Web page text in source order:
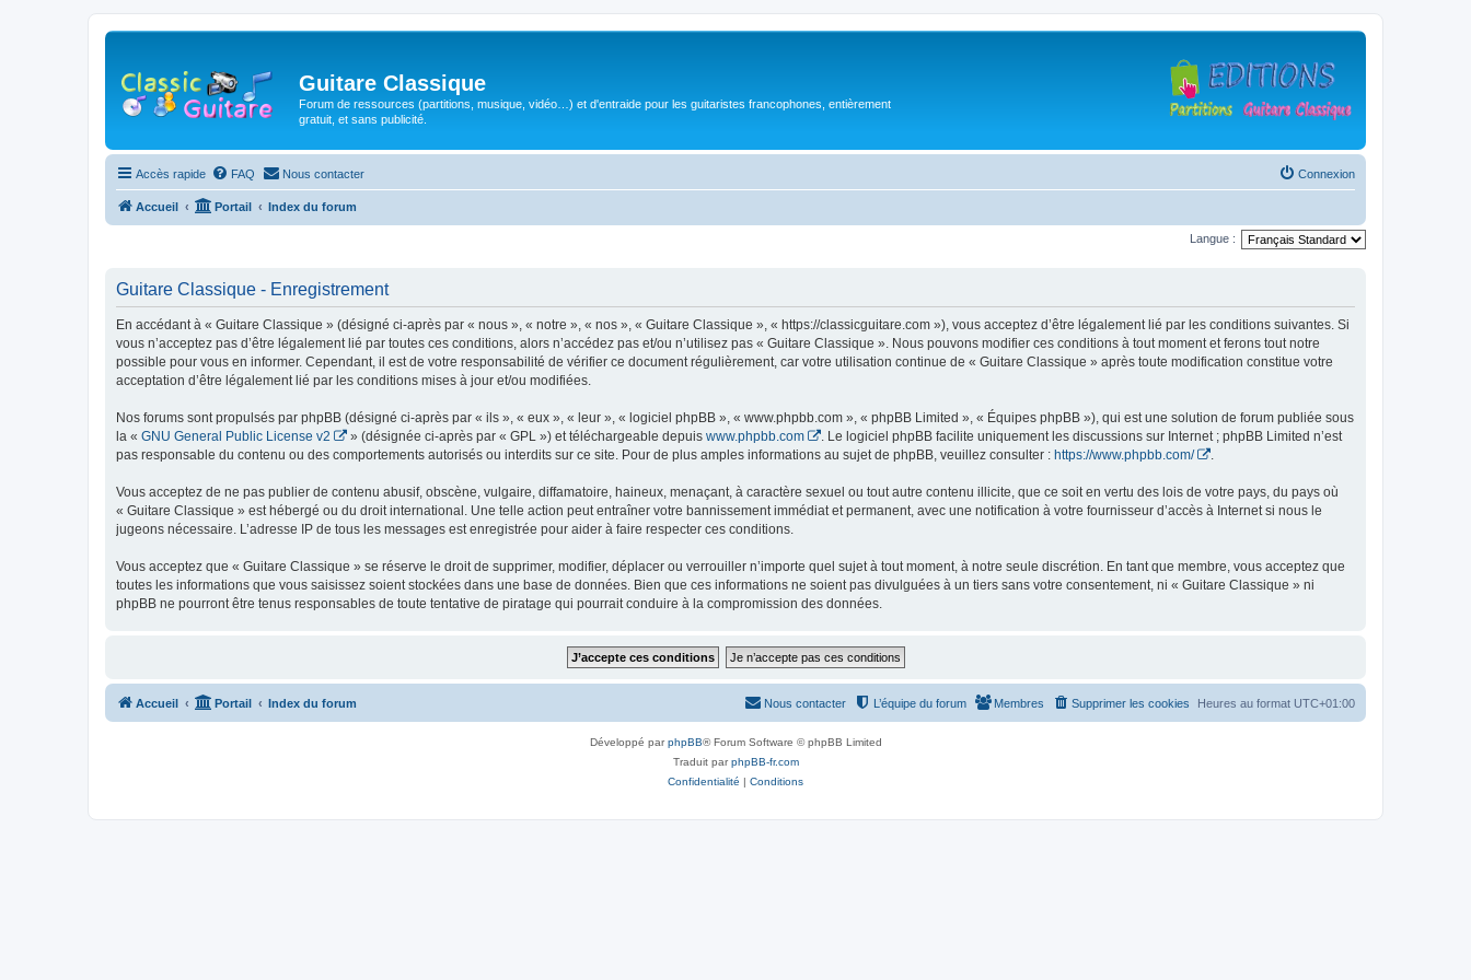
Guitare Classique
Forum de ressources (partitions, musique, vidéo…) et d'entraide pour les guitaristes francophones, entièrement
gratuit, et sans publicité.
Accès rapide FAQ Nous contacter Connexion
Accueil Portail Index du forum
Langue :
Guitare Classique - Enregistrement
En accédant à « Guitare Classique » (désigné ci-après par « nous », « notre », « nos », « Guitare Classique », « https://classicguitare.com »), vous acceptez d’être légalement lié par les conditions suivantes. Si
vous n’acceptez pas d’être légalement lié par toutes ces conditions, alors n’accédez pas et/ou n’utilisez pas « Guitare Classique ». Nous pouvons modifier ces conditions à tout moment et ferons tout notre
possible pour vous en informer. Cependant, il est de votre responsabilité de vérifier ce document régulièrement, car votre utilisation continue de « Guitare Classique » après toute modification constitue votre
acceptation d’être légalement lié par les conditions mises à jour et/ou modifiées.
Nos forums sont propulsés par phpBB (désigné ci-après par « ils », « eux », « leur », « logiciel phpBB », « www.phpbb.com », « phpBB Limited », « Équipes phpBB »), qui est une solution de forum publiée sous
la « GNU General Public License v2 » (désignée ci-après par « GPL ») et téléchargeable depuis www.phpbb.com
. Le logiciel phpBB facilite uniquement les discussions sur Internet ; phpBB Limited n’est
pas responsable du contenu ou des comportements autorisés ou interdits sur ce site. Pour de plus amples informations au sujet de phpBB, veuillez consulter : https://www.phpbb.com/ .
Vous acceptez de ne pas publier de contenu abusif, obscène, vulgaire, diffamatoire, haineux, menaçant, à caractère sexuel ou tout autre contenu illicite, que ce soit en vertu des lois de votre pays, du pays où
« Guitare Classique » est hébergé ou du droit international. Une telle action peut entraîner votre bannissement immédiat et permanent, avec une notification à votre fournisseur d’accès à Internet si nous le
jugeons nécessaire. L’adresse IP de tous les messages est enregistrée pour aider à faire respecter ces conditions.
Vous acceptez que « Guitare Classique » se réserve le droit de supprimer, modifier, déplacer ou verrouiller n’importe quel sujet à tout moment, à notre seule discrétion. En tant que membre, vous acceptez que
toutes les informations que vous saisissez soient stockées dans une base de données. Bien que ces informations ne soient pas divulguées à un tiers sans votre consentement, ni « Guitare Classique » ni
phpBB ne pourront être tenus responsables de toute tentative de piratage qui pourrait conduire à la compromission des données.
Accueil Portail Index du forum Heures au format UTC+01:00
Supprimer les cookies
Membres
L’équipe du forum
Nous contacter
Développé parphpBB® Forum Software © phpBB Limited
Traduit parphpBB-fr.com
Confidentialité | Conditions